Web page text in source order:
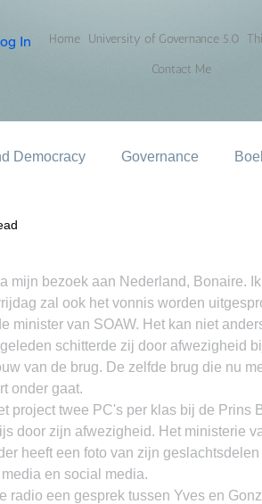
In Home University of Governance 5.0
Contact Me
Democracy Governance
mijn bezoek aan Nederland, Bonaire.
zal ook het vonnis worden
minister van SOAW. Het kan niet
schitterde zij door afwezigheid
van de brug. De zelfde brug die nu
onder gaat.
project twee PC's per klas bij de Prins
door zijn afwezigheid. Het ministerie
heeft een foto van zijn
en social media.
radio een gesprek tussen Yves en